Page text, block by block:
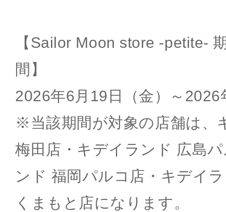
【Sailor Moon store -petite-
間】
2026年6月19日（金）～2026
※当該期間が対象の店舗は、
梅田店・キデイランド 広島
ンド 福岡パルコ店・キデイ
くまもと店になります。